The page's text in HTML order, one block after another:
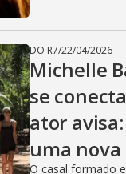
DO R7/22/04/2026
Michelle
se
ator
uma nova
O casal formado